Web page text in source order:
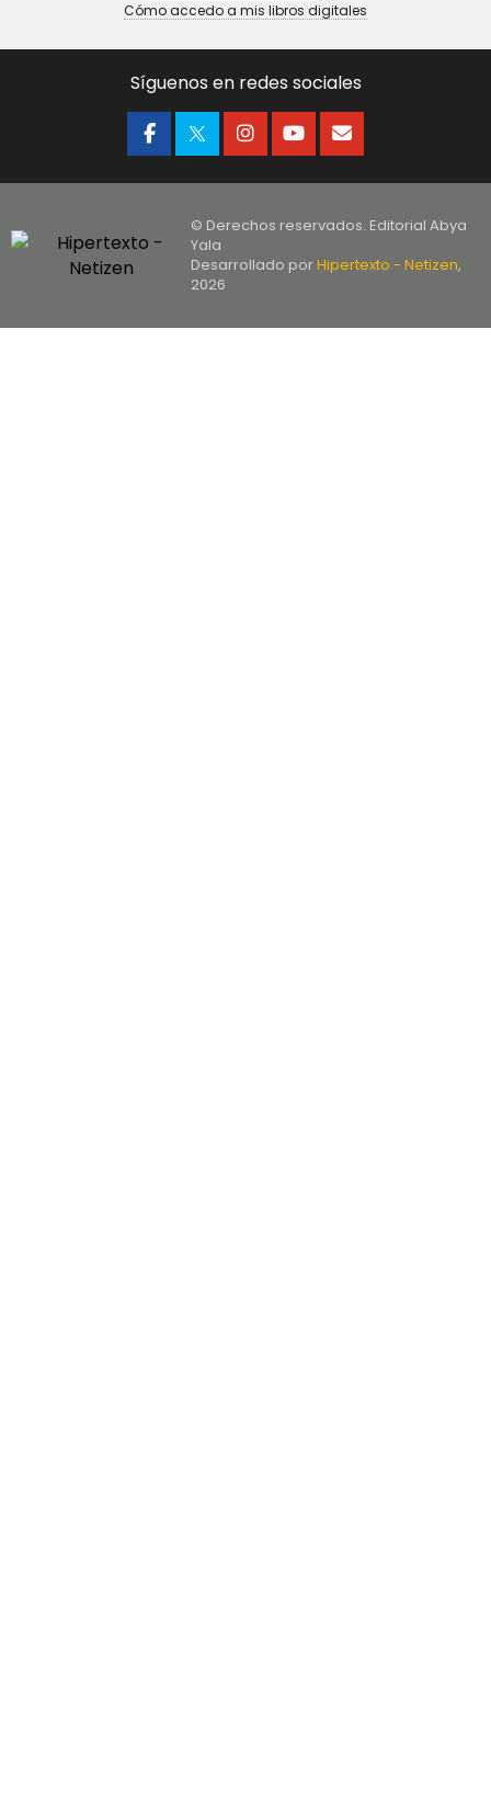
Cómo accedo a mis libros digitales
Síguenos en redes sociales
© Derechos reservados. Editorial Abya
Yala
Desarrollado porHipertexto - Netizen,
2026